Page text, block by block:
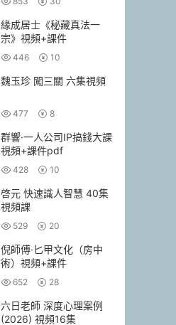
緣成居士《秘藏真法一
宗》視頻+課件
446 10
魏玉珍 闖三關 六集視頻
477 8
群響·一人公司IP搞錢大課
視頻+課件pdf
428 10
啓元 快速識人智慧 40集
視頻課
529 20
倪師傅·匕甲文化（房中
術）視頻+課件
652 28
六日老師 深度心理案例
(2026) 視頻16集